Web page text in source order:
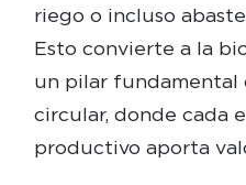
riego o incluso
Esto convierte a la
un pilar fundamental
circular, donde cada
productivo aporta